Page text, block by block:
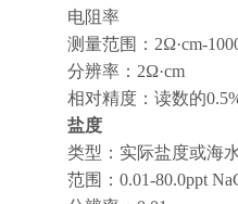
电阻率
测量范围：2Ω·cm-
分辨率：2Ω·cm
相对精度：读数的
盐度
类型：实际盐度或海
范围：0.01-80.0ppt